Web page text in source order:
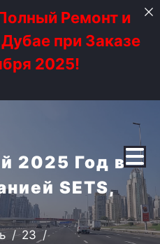
Ремонт и
при Заказе
2025!
2025 Год в
SETS,
23